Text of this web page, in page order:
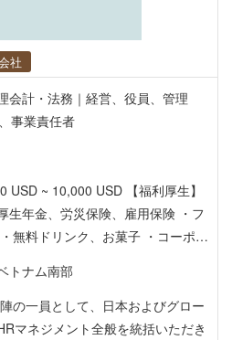
社
会計・法務｜経営、役員、管理
事業責任者
~ 10,000 USD 【福利厚生】
生年金、労災保険、雇用保険 ・フ
無料ドリンク、お菓子 ・コーポレ
休暇(勤務国毎) ・年末年始休暇
次有給休暇（10日〜） ・その他休
暇/生理休暇/育児介護休暇/慶弔休
トナム南部
陣の一員として、日本およびグロー
マネジメント全般を統括いただき